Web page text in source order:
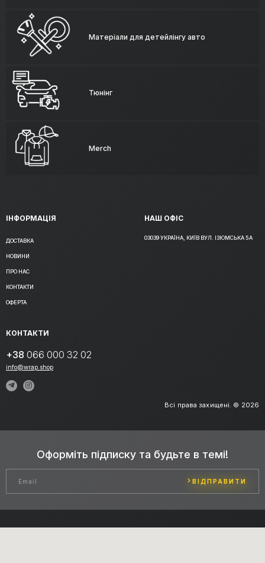
Матеріали для детейлінгу авто
Тюнінг
Merch
ІНФОРМАЦІЯ
ДОСТАВКА
НОВИНИ
ПРО НАС
КОНТАКТИ
ОФЕРТА
НАШ ОФІС
03039 УКРАЇНА, КИЇВ ВУЛ. ІЗЮМСЬКА 5А
КОНТАКТИ
+38 066 000 32 02
info@wrap.shop
Всі права захищені. © 2026
Оформіть підписку та будьте в темі!
ВІДПРАВИТИ